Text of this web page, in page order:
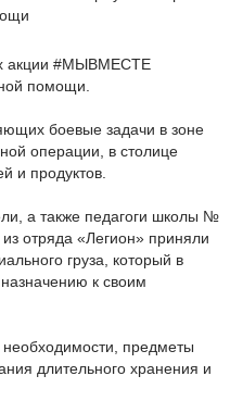
акции #МЫВМЕСТЕ
помощи.
боевые задачи в зоне
операции, в столице
и продуктов.
а также педагоги школы №
отряда «Легион» приняли
груза, который в
к своим
предметы
длительного хранения и